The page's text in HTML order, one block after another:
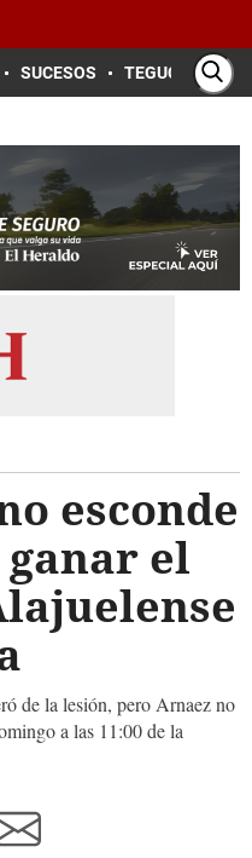
SUCESOS TEGUCIGALPA
esconde
ganar el
de la lesión, pero Arnaez no
a las 11:00 de la